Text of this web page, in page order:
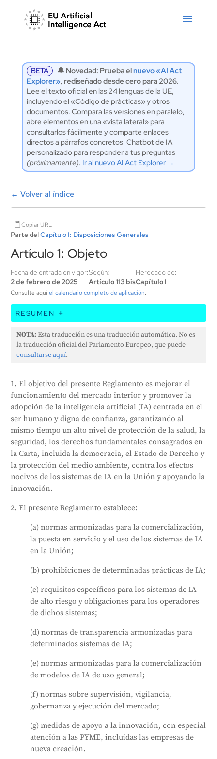
BETA 🔔 Novedad: Prueba elnuevo «AI Act
Explorer», rediseñado desde cero para 2026.
Lee el texto oficial en las 24 lenguas de la UE,
incluyendo el «Código de prácticas» y otros
documentos. Compara las versiones en paralelo,
abre elementos en una «vista lateral» para
consultarlos fácilmente y comparte enlaces
directos a párrafos concretos. Chatbot de IA
personalizado para responder a tus preguntas
(próximamente). Ir al nuevo AI Act Explorer →
←Volver al índice
Copiar URL
Parte delCapítulo I: Disposiciones Generales
Artículo 1: Objeto
Fecha de entrada en vigor:
2 de febrero de 2025
Según:
Artículo 113 bis
Heredado de:
Capítulo I
Consulte aquíel calendario completo de aplicación.
RESUMEN
Esta ley pretende mejorar el mercado europeo
fomentando un uso de la inteligencia artificial (IA)
que sea seguro, respete los derechos humanos y
utilizarse y controlarse la IA en la UE, y prohíbe
determinadas prácticas de IA. También establece
normas específicas para los sistemas de IA de alto
riesgo y sus operadores, y exige que determinados
sistemas de IA sean transparentes. La ley también
incluye normas para la venta de modelos de IA de
uso general y medidas de apoyo a la innovación,
sobre todo para las pequeñas empresas y las
empresas de nueva creación.
NOTA:Esta traducción es una traducción automática.No es
la traducción oficial del Parlamento Europeo, que puede
consultarse aquí.
1. El objetivo del presente Reglamento es mejorar el
funcionamiento del mercado interior y promover la
adopción de la inteligencia artificial (IA) centrada en el
ser humano y digna de confianza, garantizando al
mismo tiempo un alto nivel de protección de la salud, la
seguridad, los derechos fundamentales consagrados en
la Carta, incluida la democracia, el Estado de Derecho y
la protección del medio ambiente, contra los efectos
nocivos de los sistemas de IA en la Unión y apoyando la
innovación.
2. El presente Reglamento establece:
(a) normas armonizadas para la comercialización,
la puesta en servicio y el uso de los sistemas de IA
en la Unión;
(b) prohibiciones de determinadas prácticas de IA;
(c) requisitos específicos para los sistemas de IA
de alto riesgo y obligaciones para los operadores
de dichos sistemas;
(d) normas de transparencia armonizadas para
determinados sistemas de IA;
(e) normas armonizadas para la comercialización
de modelos de IA de uso general;
(f) normas sobre supervisión, vigilancia,
gobernanza y ejecución del mercado;
(g) medidas de apoyo a la innovación, con especial
atención a las PYME, incluidas las empresas de
nueva creación.